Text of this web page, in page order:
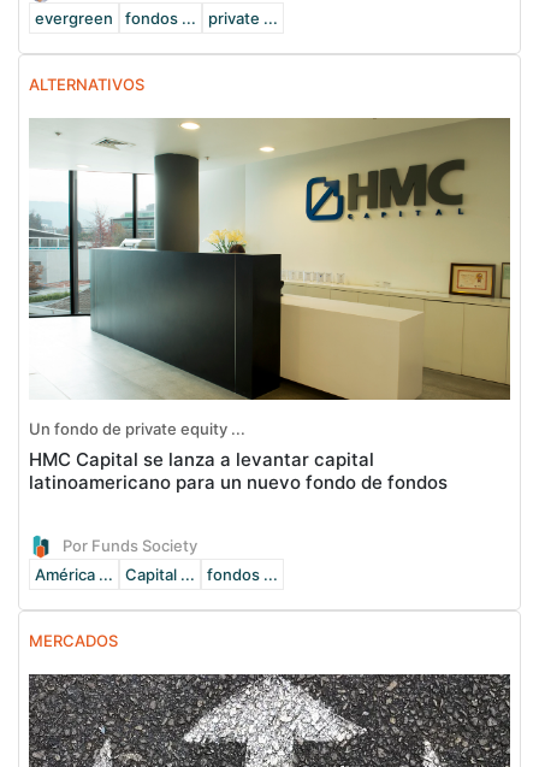
evergreen
fondos ... private ...
ALTERNATIVOS
Un fondo de private equity ...
HMC Capital se lanza a levantar capital
latinoamericano para un nuevo fondo de fondos
Por Funds Society
América ...
Capital ... fondos ...
MERCADOS